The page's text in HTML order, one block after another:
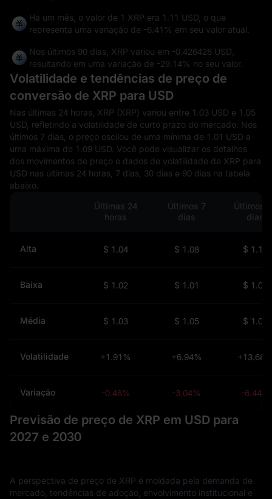
Há um mês, o valor de 1 XRP era 1.11 USD, o que
representa uma variação de -6.41% em seu valor atual.
Nos últimos 90 dias, XRP variou em -0.426428 USD,
resultando em uma variação de -29.14% no seu valor.
Volatilidade e tendências de preço de
conversão de XRP para USD
Nas últimas 24 horas, XRP (XRP) variou entre 1.03 USD e 1.05
USD, refletindo a volatilidade de curto prazo do mercado. Nos
últimos 7 dias, o preço oscilou de uma mínima de 1.01 USD a
uma máxima de 1.09 USD. Você pode visualizar os detalhes
dos movimentos de preço e dados de volatilidade de XRP para
USD nas últimas 24 horas, 7 dias, 30 dias e 90 dias na tabela
abaixo.
Últimas 24
horas
Últimos 7
dias
Últimos
dias
Alta $ 1.04 $ 1.08 $ 1.16
Baixa $ 1.02 $ 1.01 $ 1.01
Média $ 1.03 $ 1.05 $ 1.08
Volatilidade +1.91% +6.94%
Variação -0.48% -3.04% -6.44%
Previsão de preço de XRP em USD para
2027 e 2030
A perspectiva de preço de XRP é moldada pela demanda de
mercado, tendências de adoção, envolvimento institucional e